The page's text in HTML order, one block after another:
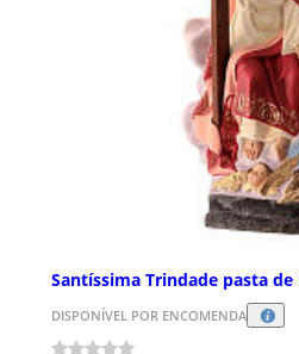
Santíssima Trindade pasta
DISPONÍVEL POR ENCOMENDA